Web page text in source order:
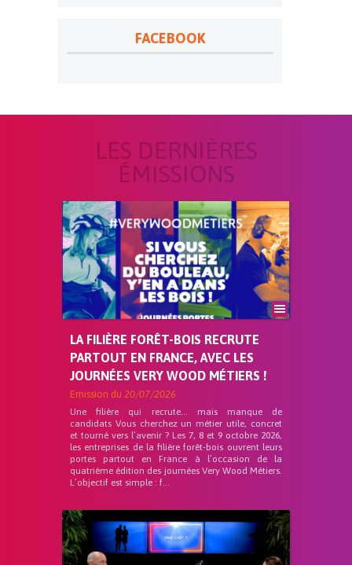
FACEBOOK
LES DERNIÈRES
ÉMISSIONS
LA FILIÈRE FORÊT-BOIS RECRUTE
PARTOUT EN FRANCE, AVEC LES
JOURNÉES VERY WOOD MÉTIERS !
Emission du 20/07/2026
Une filière qui recrute… mais manque de
candidats Vous cherchez un métier utile, concret
et tourné vers l’avenir ? Les 7, 8 et 9 octobre 2026,
les entreprises de la filière forêt-bois ouvrent leurs
portes partout en France à l’occasion de la
quatrième édition des journées Very Wood Métiers.
L’objectif est simple : f...